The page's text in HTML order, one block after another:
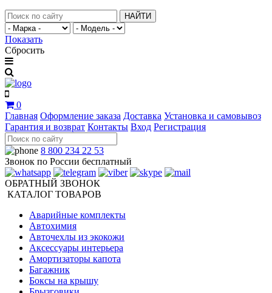
НАЙТИ
Показать
Сбросить
0
Главная Оформление заказа Доставка Установка и самовывоз
Гарантия и возврат Контакты Вход Регистрация
8 800 234 22 53
Звонок по России бесплатный
ОБРАТНЫЙ ЗВОНОК
КАТАЛОГ ТОВАРОВ
Аварийные комплекты
Автохимия
Авточехлы из экокожи
Аксессуары интерьера
Амортизаторы капота
Багажник
Боксы на крышу